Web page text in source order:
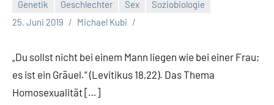
Genetik Geschlechter Sex
Soziobiologie
25. Juni 2019
Michael Kubi
„Du sollst nicht bei einem Mann liegen wie bei einer Frau;
es ist ein Gräuel.“ (Levitikus 18,22). Das Thema
Homosexualität […]